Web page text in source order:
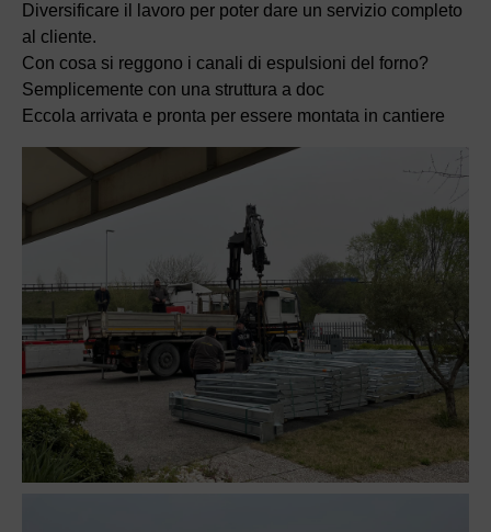
Diversificare il lavoro per poter dare un servizio completo
al cliente.
Con cosa si reggono i canali di espulsioni del forno?
Semplicemente con una struttura a doc
Eccola arrivata e pronta per essere montata in cantiere